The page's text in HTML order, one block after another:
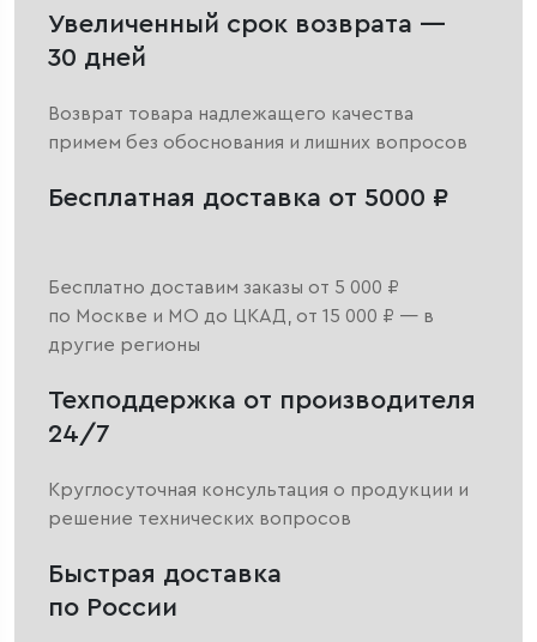
Увеличенный срок возврата —
30 дней
Возврат товара надлежащего качества
примем без обоснования и лишних вопросов
Бесплатная доставка от 5000 ₽
Бесплатно доставим заказы от 5 000 ₽
по Москве и МО до ЦКАД, от 15 000 ₽ — в
другие регионы
Техподдержка от производителя
24/7
Круглосуточная консультация о продукции и
решение технических вопросов
Быстрая доставка
по России